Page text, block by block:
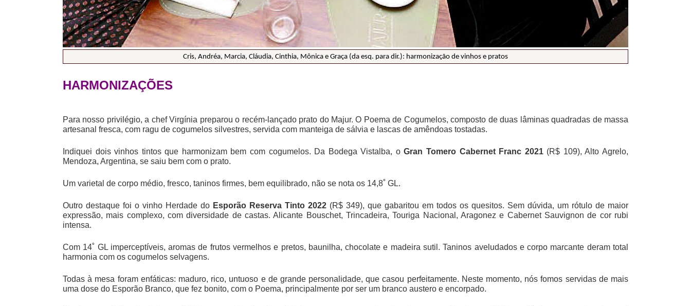
Cris, Andréa, Marcia, Cláudia, Cinthia, Mônica e Graça (da esq. para dir.): harmonização de vinhos e pratos
HARMONIZAÇÕES
Para nosso privilégio, a chef Virgínia preparou o recém-lançado prato do Majur. O Poema de Cogumelos, composto de duas lâminas quadradas de massa
artesanal fresca, com ragu de cogumelos silvestres, servida com manteiga de sálvia e lascas de amêndoas tostadas.
Indiquei dois vinhos tintos que harmonizam bem com cogumelos. Da Bodega Vistalba, oGran Tomero Cabernet Franc 2021(R$ 109), Alto Agrelo,
Mendoza, Argentina, se saiu bem com o prato.
Um varietal de corpo médio, fresco, taninos firmes, bem equilibrado, não se nota os 14,8˚ GL.
Outro destaque foi o vinho Herdade do Esporão Reserva Tinto 2022 (R$ 349), que gabaritou em todos os quesitos. Sem dúvida, um rótulo de maior
expressão, mais complexo, com diversidade de castas. Alicante Bouschet, Trincadeira, Touriga Nacional, Aragonez e Cabernet Sauvignon de cor rubi
intensa.
Com 14˚ GL imperceptíveis, aromas de frutos vermelhos e pretos, baunilha, chocolate e madeira sutil. Taninos aveludados e corpo marcante deram total
harmonia com os cogumelos selvagens.
Todas à mesa foram enfáticas: maduro, rico, untuoso e de grande personalidade, que casou perfeitamente. Neste momento, nós fomos servidas de mais
uma dose do Esporão Branco, que fez bonito, com o Poema, principalmente por ser um branco austero e encorpado.